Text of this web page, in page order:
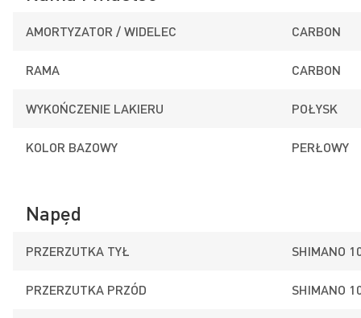
AMORTYZATOR / WIDELEC CARBON
RAMA CARBON
WYKOŃCZENIE LAKIERU POŁYSK
KOLOR BAZOWY PERŁOWY
Napęd
PRZERZUTKA TYŁ SHIMANO
PRZERZUTKA PRZÓD SHIMANO